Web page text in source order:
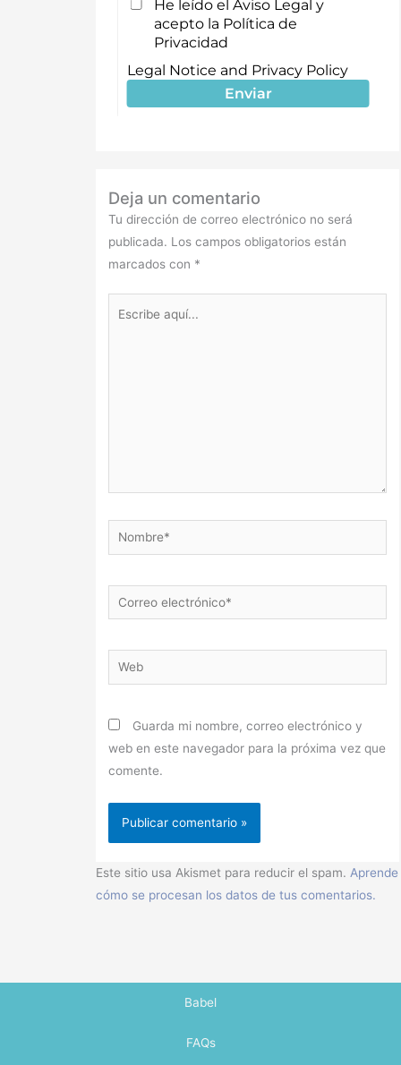
Deja un comentario
Tu dirección de correo electrónico no será
publicada. Los campos obligatorios están
marcados con *
Nombre*
Correo
electrónico*
Web
Guarda mi nombre, correo electrónico y
web en este navegador para la próxima vez que
comente.
Este sitio usa Akismet para reducir el spam. Aprende
cómo se procesan los datos de tus comentarios.
Babel
FAQs